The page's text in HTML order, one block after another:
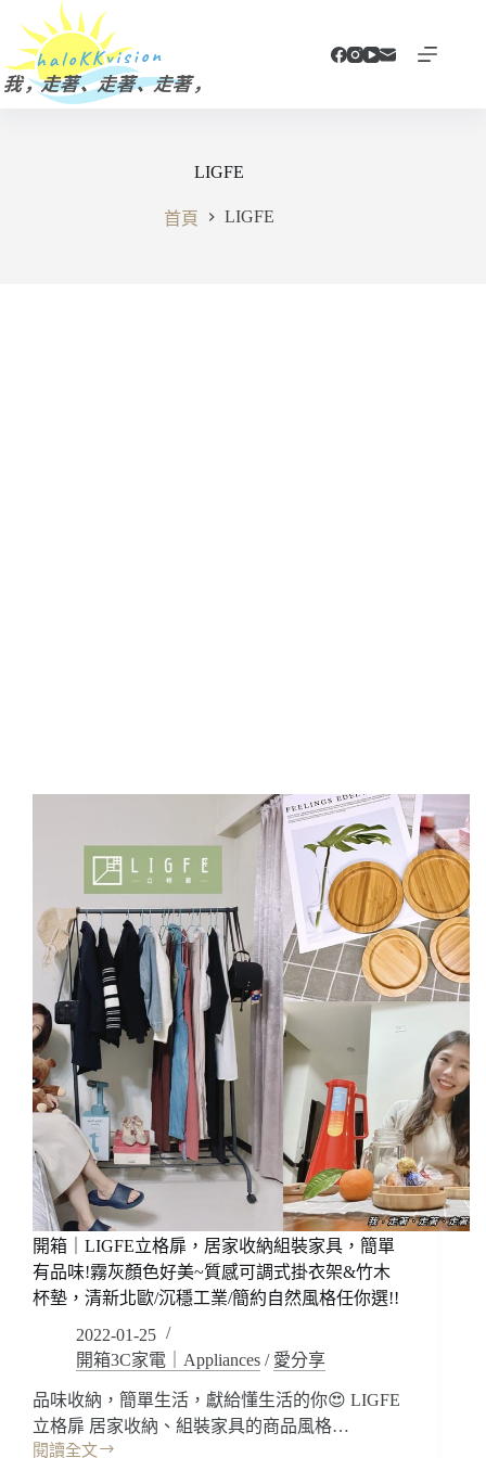
主
要
LIGFE
首頁 LIGFE
開箱｜LIGFE立格扉，居家收納組裝家具，簡單
有品味!霧灰顏色好美~質感可調式掛衣架&竹木
杯墊，清新北歐/沉穩工業/簡約自然風格任你選!!
2022-01-25
開箱3C家電｜Appliances / 愛分享
品味收納，簡單生活，獻給懂生活的你😍 LIGFE
立格扉 居家收納、組裝家具的商品風格…
閱讀全文